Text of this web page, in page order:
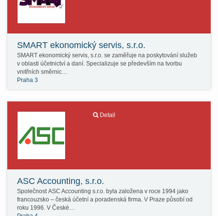
SMART ekonomický servis, s.r.o.
SMART ekonomický servis, s.r.o. se zaměřuje na poskytování služeb
v oblasti účetnictví a daní. Specializuje se především na tvorbu
vnitřních směrnic…
Praha 3
Detail
ASC Accounting, s.r.o.
Společnost ASC Accounting s.r.o. byla založena v roce 1994 jako
francouzsko – česká účetní a poradenská firma. V Praze působí od
roku 1996. V České…